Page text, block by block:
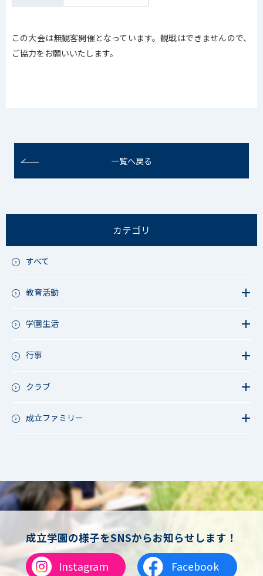
この大会は無観客開催となっています。観戦はできませんので、
ご協力をお願いいたします。
一覧へ戻る
カテゴリ
すべて
教育活動
教育活動（高校）
アース・プロジェクト
学園生活
今日の1枚～ｸﾗｽ&ｸﾗﾌﾞ編～
行事
成立祭（文化祭）
クラブ
軟式野球
女子バスケットボール
男女バスケットボール（中学）
男子バドミントン
女子バドミントン
チアリーディング
総合格闘技
合気道
女子テニス
成立ファミリー
成立学園の様子をSNSからお知らせします！
Instagram
Facebook